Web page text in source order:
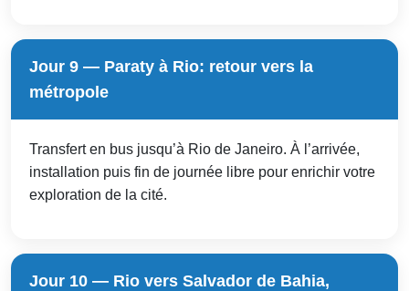
Jour 9 — Paraty à Rio: retour vers la
métropole
Transfert en bus jusqu’à Rio de Janeiro. À l’arrivée,
installation puis fin de journée libre pour enrichir votre
exploration de la cité.
Jour 10 — Rio vers Salvador de Bahia,